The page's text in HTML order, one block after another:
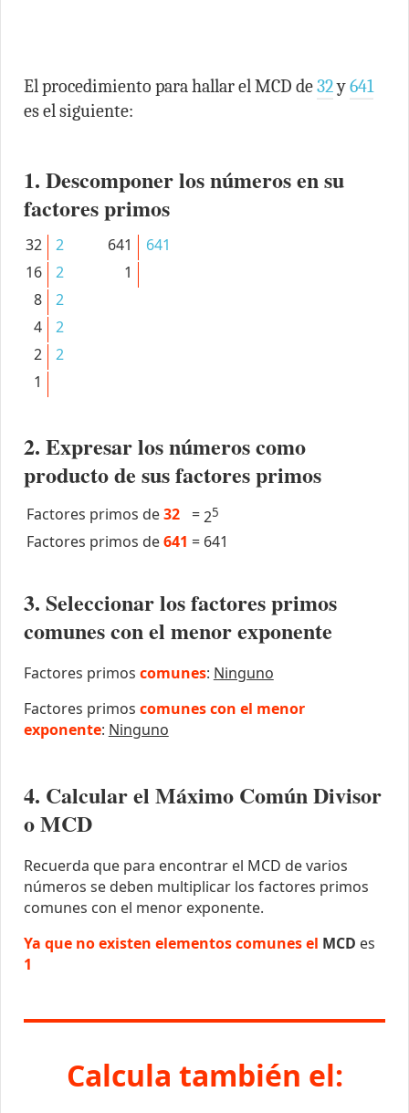
El procedimiento para hallar el MCD de32y641
es el siguiente:
1. Descomponer los números en su
factores primos
32
2
16
2
8
2
4
2
2
2
1
641
641
1
2. Expresar los números como
producto de sus factores primos
Factores primos de32 =25
Factores primos de641 = 641
3. Seleccionar los factores primos
comunes con el menor exponente
Factores primos comunes: Ninguno
Factores primos comunes con el menor
exponente: Ninguno
4. Calcular el Máximo Común Divisor
o MCD
Recuerda que para encontrar el MCD de varios
números se deben multiplicar los factores primos
comunes con el menor exponente.
Ya que no existen elementos comunes el MCD es
1
Calcula también el: